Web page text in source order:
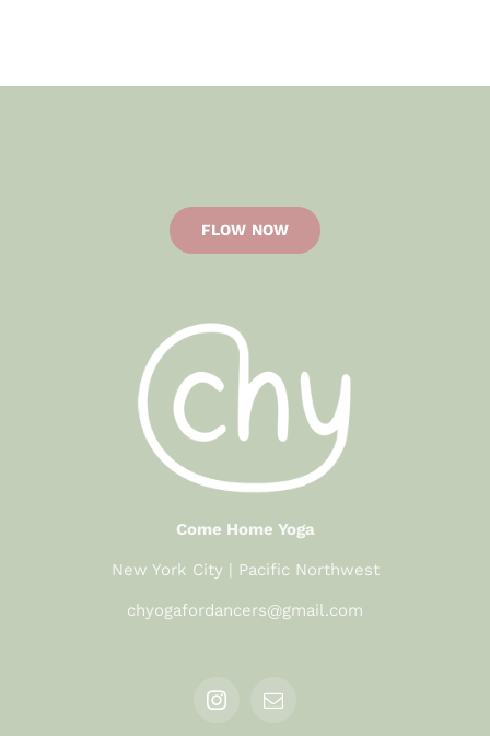
FLOW NOW
Come Home Yoga
New York City | Pacific Northwest
chyogafordancers@gmail.com